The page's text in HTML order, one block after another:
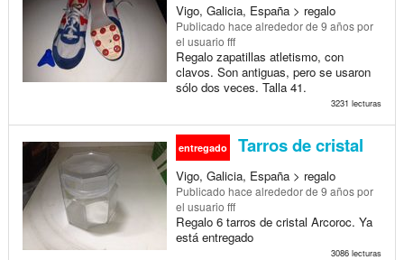
Vigo, Galicia, España > regalo
Publicado hace alrededor de 9 añospor
el usuario fff
Regalo zapatillas atletismo, con
clavos. Son antiguas, pero se usaron
sólo dos veces. Talla 41.
3231 lecturas
entregado Tarros de cristal
Vigo, Galicia, España > regalo
Publicado hace alrededor de 9 añospor
el usuario fff
Regalo 6 tarros de cristal Arcoroc. Ya
está entregado
3086 lecturas